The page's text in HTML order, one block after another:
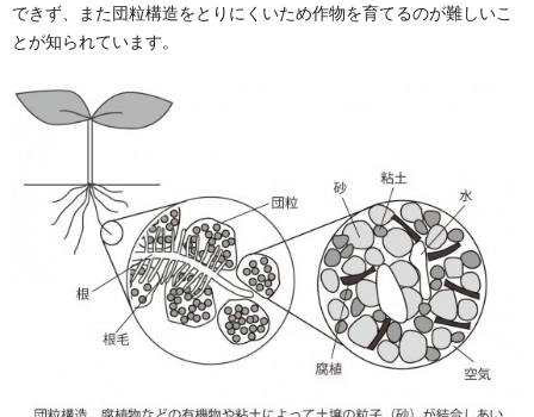
できず、また団粒構造をとりにくいため作物を育てるのが難しいこ
とが知られています。